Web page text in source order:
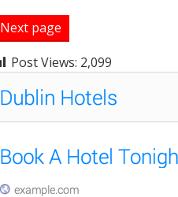
Next page
Post Views: 2,099